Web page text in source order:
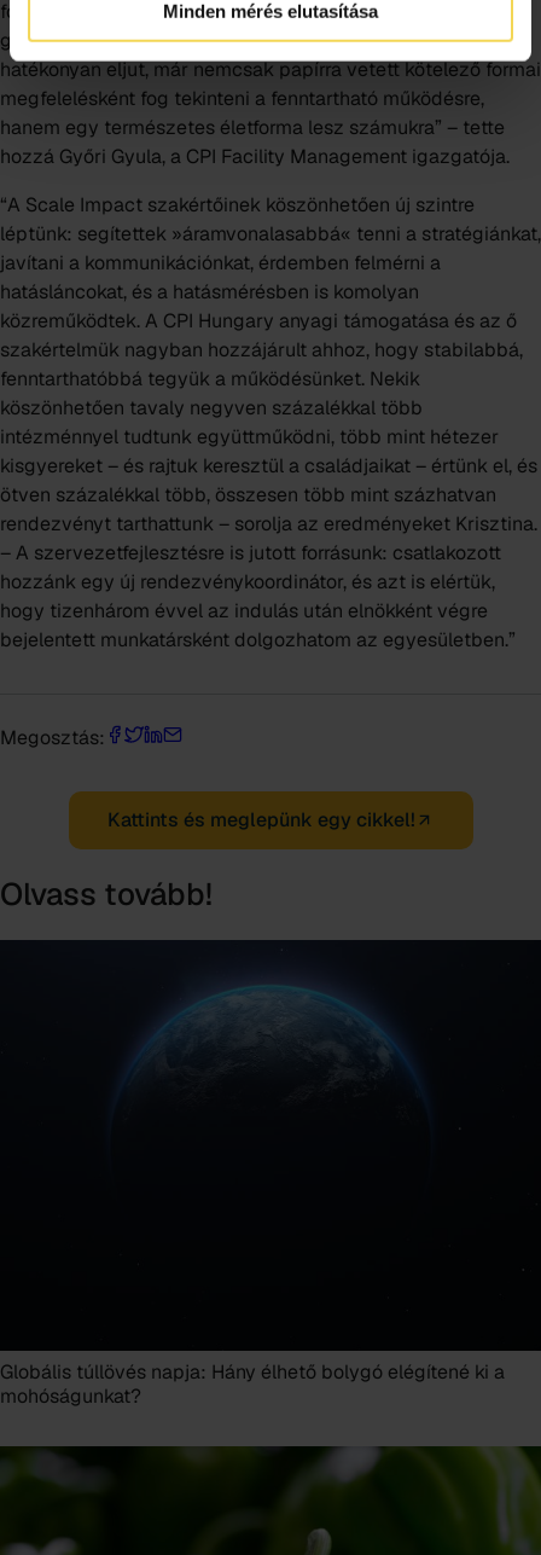
Minden mérés elutasítása
fórumot a házainkban. Abban hiszünk, hogy a jövő
generációja, akikhez a Bábozd Zöldre Egyesület is
hatékonyan eljut, már nemcsak papírra vetett kötelező formai
megfelelésként fog tekinteni a fenntartható működésre,
hanem egy természetes életforma lesz számukra” – tette
hozzá Győri Gyula, a CPI Facility Management igazgatója.
“A Scale Impact szakértőinek köszönhetően új szintre
léptünk: segítettek »áramvonalasabbá« tenni a stratégiánkat,
javítani a kommunikációnkat, érdemben felmérni a
hatásláncokat, és a hatásmérésben is komolyan
közreműködtek. A CPI Hungary anyagi támogatása és az ő
szakértelmük nagyban hozzájárult ahhoz, hogy stabilabbá,
fenntarthatóbbá tegyük a működésünket. Nekik
köszönhetően tavaly negyven százalékkal több
intézménnyel tudtunk együttműködni, több mint hétezer
kisgyereket – és rajtuk keresztül a családjaikat – értünk el, és
ötven százalékkal több, összesen több mint százhatvan
rendezvényt tarthattunk – sorolja az eredményeket Krisztina.
– A szervezetfejlesztésre is jutott forrásunk: csatlakozott
hozzánk egy új rendezvénykoordinátor, és azt is elértük,
hogy tizenhárom évvel az indulás után elnökként végre
bejelentett munkatársként dolgozhatom az egyesületben.”
Megosztás:
Kattints és meglepünk egy cikkel!
Olvass tovább!
Globális túllövés napja: Hány élhető bolygó elégítené ki a
mohóságunkat?